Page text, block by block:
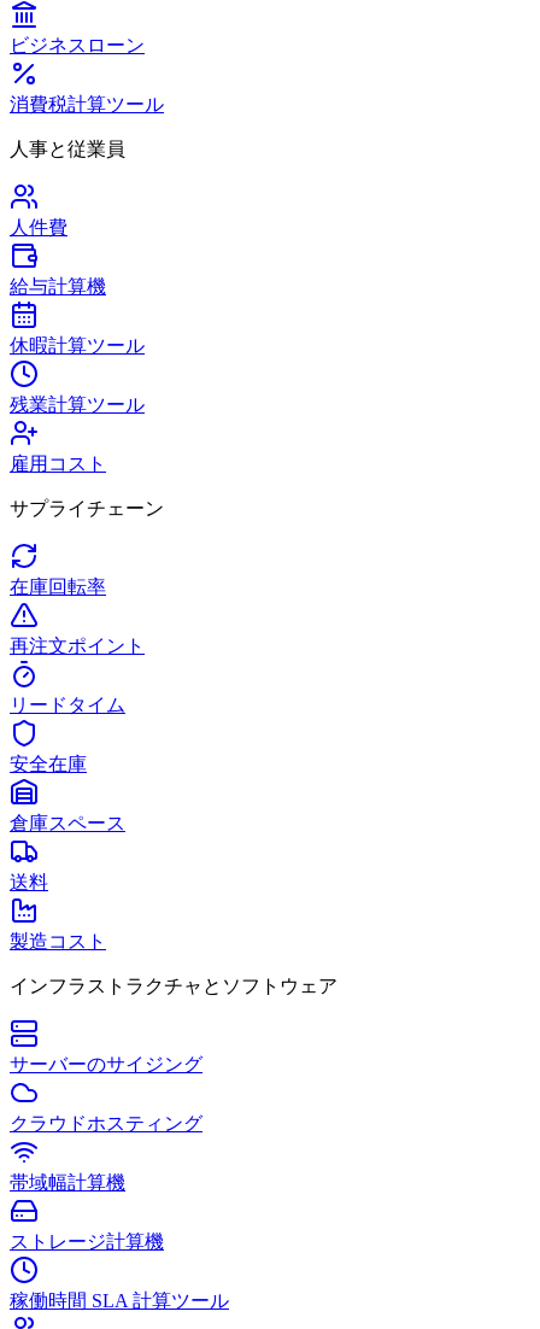
ビジネスローン
消費税計算ツール
人事と従業員
人件費
給与計算機
休暇計算ツール
残業計算ツール
雇用コスト
サプライチェーン
在庫回転率
再注文ポイント
リードタイム
安全在庫
倉庫スペース
送料
製造コスト
インフラストラクチャとソフトウェア
サーバーのサイジング
クラウドホスティング
帯域幅計算機
ストレージ計算機
稼働時間 SLA 計算ツール